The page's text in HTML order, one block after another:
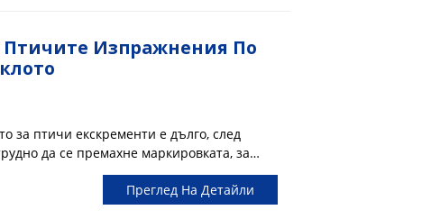
Изпражнения По
за птичи екскременти е дълго, след
да се премахне маркировката, за
пирони или други остри предмети,
Най-добрият начин е да напълните с
екскременти след...
Преглед На Детайли